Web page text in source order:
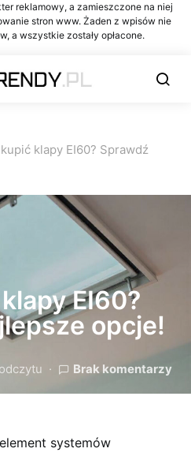
reklamowy, a zamieszczone na niej
stron www. Żaden z wpisów nie
a wszystkie zostały opłacone.
klapy EI60? Sprawdź
EI60?
opcje!
Brak komentarzy
systemów